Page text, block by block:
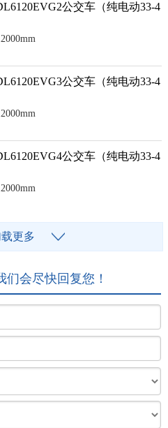
公交车（纯电动33-4
公交车（纯电动33-4
公交车（纯电动33-4
更多
会尽快回复您！